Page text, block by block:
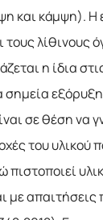
και κάμψη). Η
λίθινους
η ίδια
σημεία
σε θέση να
του υλικού
πιστοποιεί
με